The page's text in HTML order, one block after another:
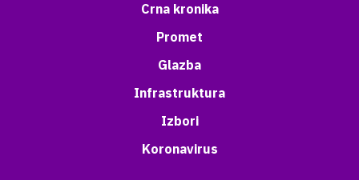
Crna kronika
Promet
Glazba
Infrastruktura
Izbori
Koronavirus